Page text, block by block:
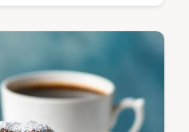
trois couches. Ce
combine fondant et